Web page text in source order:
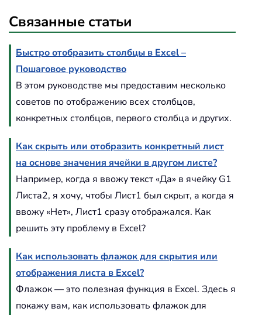
Связанные статьи
Быстро отобразить столбцы в Excel –
Пошаговое руководство
В этом руководстве мы предоставим несколько
советов по отображению всех столбцов,
конкретных столбцов, первого столбца и других.
Как скрыть или отобразить конкретный лист
на основе значения ячейки в другом листе?
Например, когда я ввожу текст «Да» в ячейку G1
Листа2, я хочу, чтобы Лист1 был скрыт, а когда я
ввожу «Нет», Лист1 сразу отображался. Как
решить эту проблему в Excel?
Как использовать флажок для скрытия или
отображения листа в Excel?
Флажок — это полезная функция в Excel. Здесь я
покажу вам, как использовать флажок для